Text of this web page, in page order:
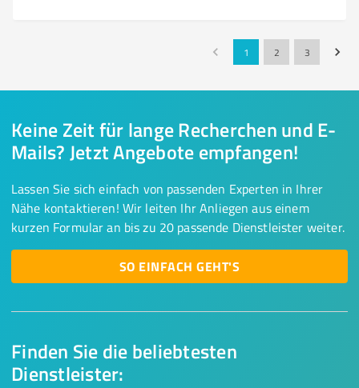
1 2 3
Finden Sie die beliebtesten
Dienstleister:
Keine Zeit für lange Recherchen und E-
Mails? Jetzt Angebote empfangen!
Lassen Sie sich einfach von passenden Experten in Ihrer
Nähe kontaktieren! Wir leiten Ihr Anliegen aus einem
kurzen Formular an bis zu 20 passende Dienstleister weiter.
SO EINFACH GEHT'S